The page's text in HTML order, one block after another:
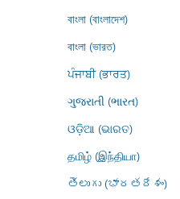
বাংলা (বাংলাদেশ)
বাংলা (ভারত)
ਪੰਜਾਬੀ (ਭਾਰਤ)
ગુજરાતી (ભારત)
ଓଡ଼ିଆ (ଭାରତ)
தமிழ் (இந்தியா)
తెలుగు (భారతదేశం)